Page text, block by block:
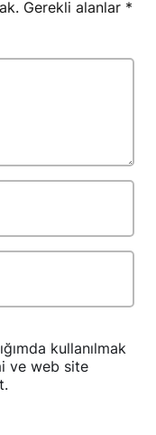
Gerekli alanlar *
kullanılmak
ve web site